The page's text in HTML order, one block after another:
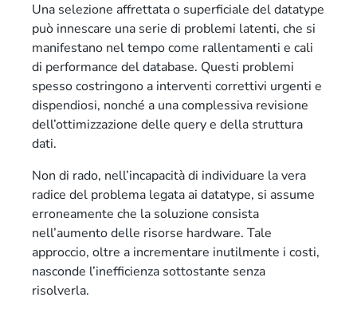
Una selezione affrettata o superficiale del datatype
può innescare una serie di problemi latenti, che si
manifestano nel tempo come rallentamenti e cali
di performance del database. Questi problemi
spesso costringono a interventi correttivi urgenti e
dispendiosi, nonché a una complessiva revisione
dell’ottimizzazione delle query e della struttura
dati.
Non di rado, nell’incapacità di individuare la vera
radice del problema legata ai datatype, si assume
erroneamente che la soluzione consista
nell’aumento delle risorse hardware. Tale
approccio, oltre a incrementare inutilmente i costi,
nasconde l’inefficienza sottostante senza
risolverla.